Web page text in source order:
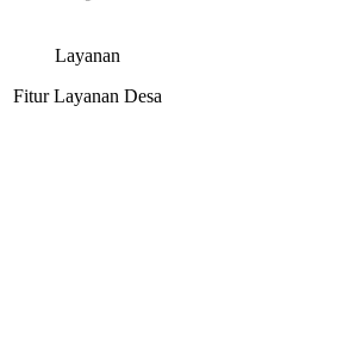
Layanan
Fitur Layanan Desa